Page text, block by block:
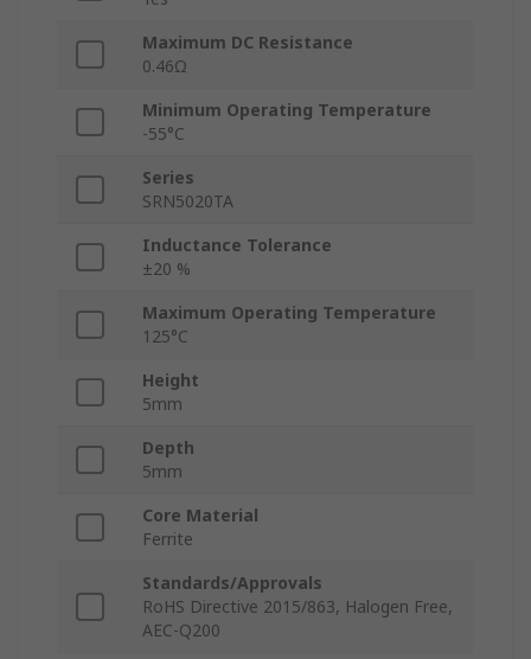
Maximum DC Resistance
0.46Ω
Minimum Operating Temperature
-55°C
Series
SRN5020TA
Inductance Tolerance
±20 %
Maximum Operating Temperature
125°C
Height
5mm
Depth
5mm
Core Material
Ferrite
Standards/Approvals
RoHS Directive 2015/863, Halogen Free,
AEC-Q200